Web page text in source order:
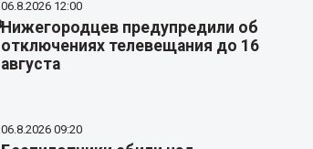
06.8.2026 12:00
Нижегородцев предупредили об
отключениях телевещания до 16
августа
06.8.2026 09:20